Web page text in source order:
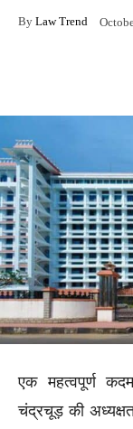
By Law Trend
एक महत्वपूर्ण
चंद्रचूड़ की